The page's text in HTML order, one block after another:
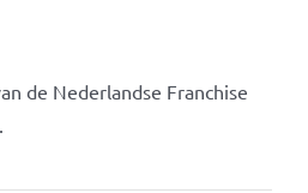
de Nederlandse Franchise